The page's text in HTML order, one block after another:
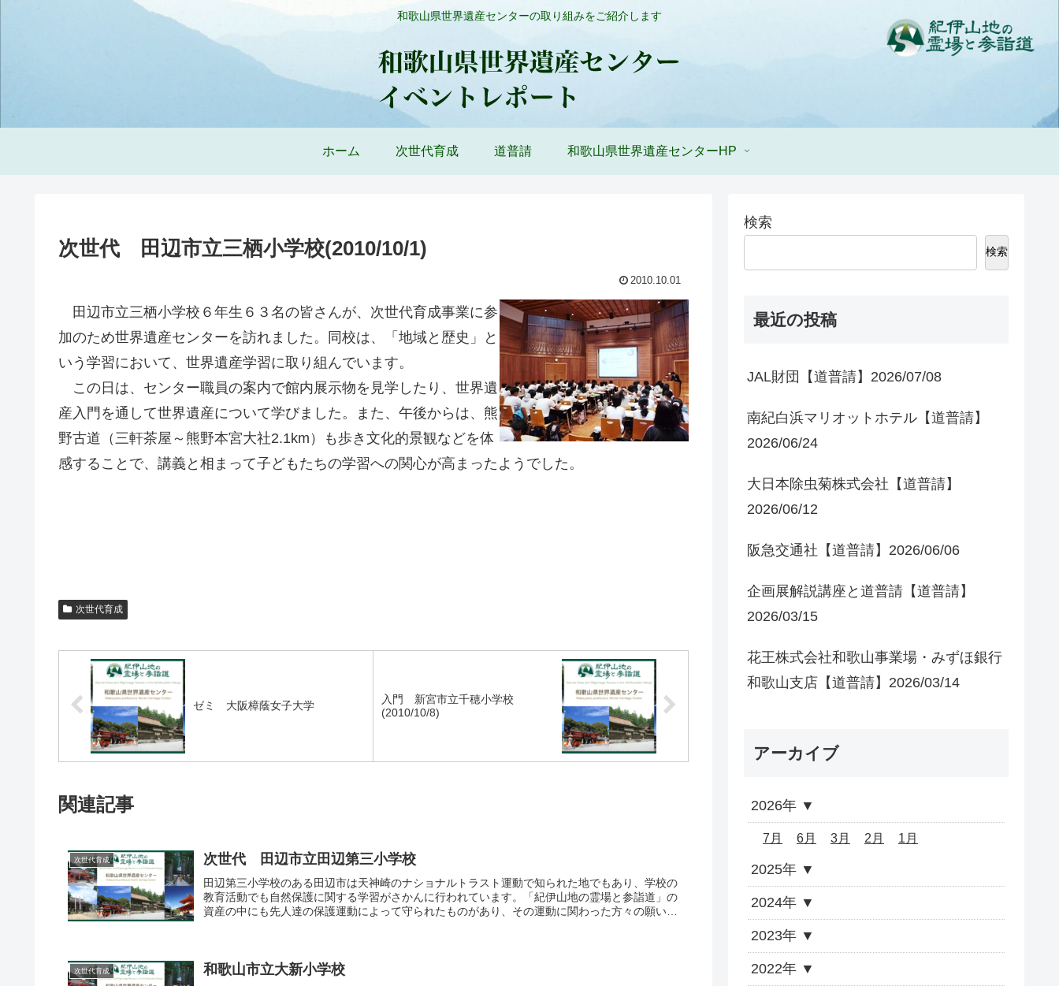
和歌山県世界遺産センターの取り組みをご紹介します
ホーム 次世代育成 道普請 和歌山県世界遺産センターHP
次世代 田辺市立三栖小学校(2010/10/1)
2010.10.01
田辺市立三栖小学校６年生６３名の皆さんが、次世代育成事業に参
加のため世界遺産センターを訪れました。同校は、「地域と歴史」と
いう学習において、世界遺産学習に取り組んでいます。
この日は、センター職員の案内で館内展示物を見学したり、世界遺
産入門を通して世界遺産について学びました。また、午後からは、熊
野古道（三軒茶屋～熊野本宮大社2.1km）も歩き文化的景観などを体
感することで、講義と相まって子どもたちの学習への関心が高まったようでした。
次世代育成
ゼミ 大阪樟蔭女子大学
入門 新宮市立千穂小学校
(2010/10/8)
関連記事
次世代育成 次世代 田辺市立田辺第三小学校
田辺第三小学校のある田辺市は天神崎のナショナルトラスト運動で知られた地でもあり、学校の
教育活動でも自然保護に関する学習がさかんに行われています。「紀伊山地の霊場と参詣道」の
資産の中にも先人達の保護運動によって守られたものがあり、その運動に関わった方々の願いや
次世代育成 和歌山市立大新小学校
検索
検索
最近の投稿
JAL財団【道普請】2026/07/08
南紀白浜マリオットホテル【道普請】
2026/06/24
大日本除虫菊株式会社【道普請】
2026/06/12
阪急交通社【道普請】2026/06/06
企画展解説講座と道普請【道普請】
2026/03/15
花王株式会社和歌山事業場・みずほ銀行
和歌山支店【道普請】2026/03/14
アーカイブ
2026年
7月 6月 3月 2月 1月
2025年
2024年
2023年
2022年